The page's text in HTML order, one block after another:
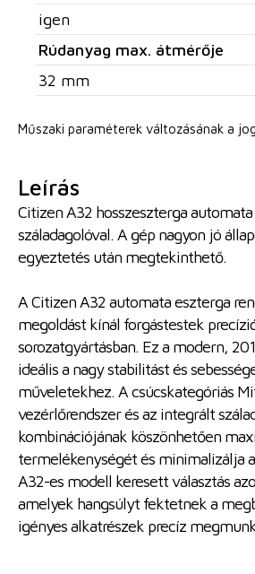
igen
Rúdanyag max. átmérője
32 mm
Műszaki paraméterek változásának a
Leírás
Citizen A32 hosszeszterga automata
száladagolóval. A gép nagyon jó
egyeztetés után megtekinthető.
A Citizen A32 automata eszterga
megoldást kínál forgástestek
sorozatgyártásban. Ez a modern,
ideális a nagy stabilitást és
műveletekhez. A csúcskategóriás
vezérlőrendszer és az integrált
kombinációjának köszönhetően
termelékenységét és minimalizálja
A32-es modell keresett választás
amelyek hangsúlyt fektetnek a
igényes alkatrészek precíz